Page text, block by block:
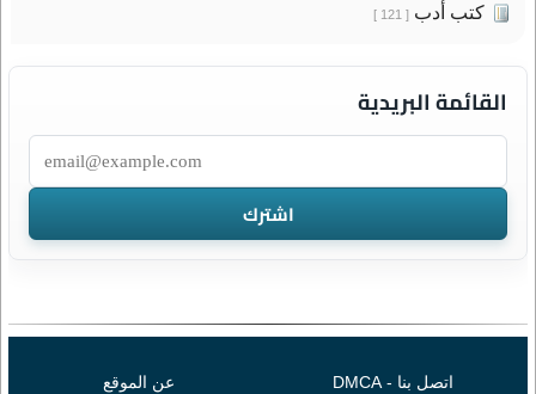
كتب أدب[ 121 ]
القائمة البريدية
اتصل بنا - DMCA عن الموقع